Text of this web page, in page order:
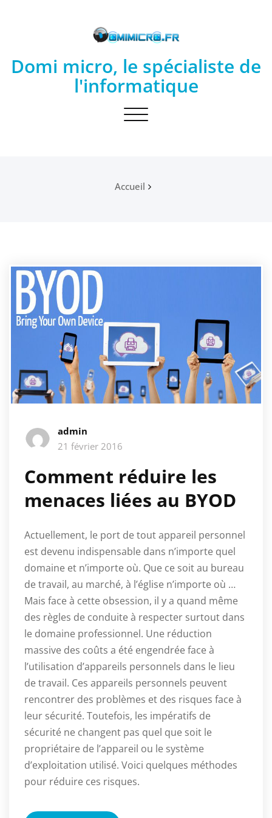
Domi micro, le spécialiste de
l'informatique
Toggle
Accueil
admin
21 février 2016
Comment réduire les
menaces liées au BYOD
Actuellement, le port de tout appareil personnel
est devenu indispensable dans n’importe quel
domaine et n’importe où. Que ce soit au bureau
de travail, au marché, à l’église n’importe où …
Mais face à cette obsession, il y a quand même
des règles de conduite à respecter surtout dans
le domaine professionnel. Une réduction
massive des coûts a été engendrée face à
l’utilisation d’appareils personnels dans le lieu
de travail. Ces appareils personnels peuvent
rencontrer des problèmes et des risques face à
leur sécurité. Toutefois, les impératifs de
sécurité ne changent pas quel que soit le
propriétaire de l’appareil ou le système
d’exploitation utilisé. Voici quelques méthodes
pour réduire ces risques.